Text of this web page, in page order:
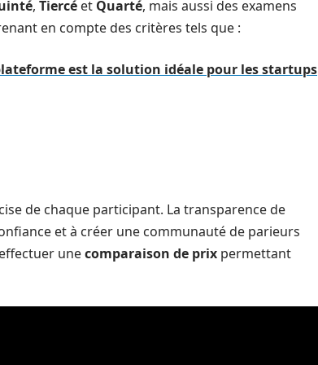
, Tiercé et Quarté, mais aussi des examens
en compte des critères tels que :
est la solution idéale pour les startups
de chaque participant. La transparence de
et à créer une communauté de parieurs
unecomparaison de prix permettant